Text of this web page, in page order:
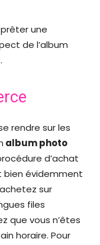
une
de l’album
rendre sur les
album photo
d’achat
bien évidemment
sur
files
que vous n’êtes
horaire. Pour